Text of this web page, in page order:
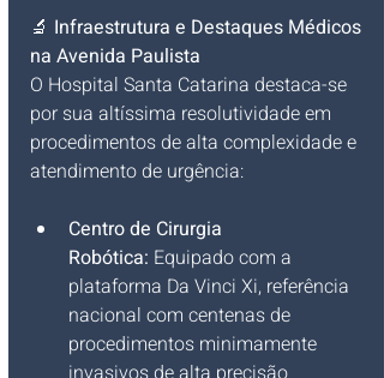
🔬 Infraestrutura e Destaques Médicos
na Avenida Paulista
O Hospital Santa Catarina destaca-se
por sua altíssima resolutividade em
procedimentos de alta complexidade e
atendimento de urgência:
Centro de Cirurgia
Robótica: Equipado com a
plataforma Da Vinci Xi, referência
nacional com centenas de
procedimentos minimamente